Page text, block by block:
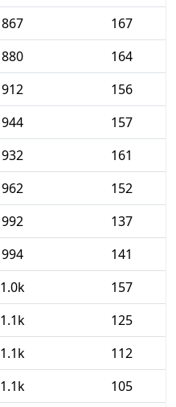
867
167
880
164
912
156
944
157
932
161
962
152
992
137
994
141
1.0k
157
1.1k
125
1.1k
112
1.1k
105